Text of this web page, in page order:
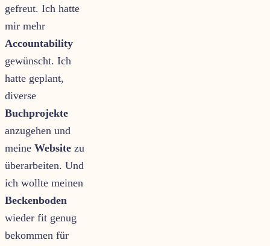
gefreut. Ich hatte
mir mehr
Accountability
gewünscht. Ich
hatte geplant,
diverse
Buchprojekte
anzugehen und
meine Website zu
überarbeiten. Und
ich wollte meinen
Beckenboden
wieder fit genug
bekommen für